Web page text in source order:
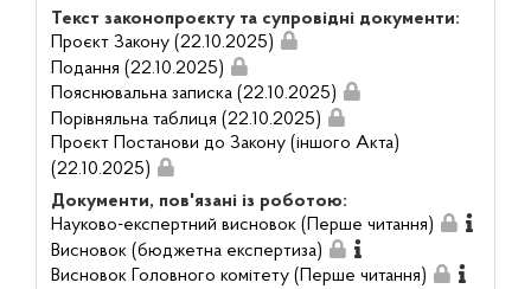
Текст законопроєкту та супровідні документи:
Проєкт Закону (22.10.2025)
Подання (22.10.2025)
Пояснювальна записка (22.10.2025)
Порівняльна таблиця (22.10.2025)
Проєкт Постанови до Закону (іншого Акта)
(22.10.2025)
Документи, пов'язані із роботою:
Науково-експертний висновок (Перше читання)
Висновок (бюджетна експертиза)
Висновок Головного комітету (Перше читання)